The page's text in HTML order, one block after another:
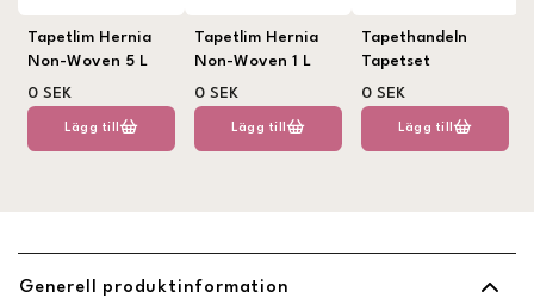
Tapetlim Hernia
Non-Woven 5 L
0 SEK
Lägg till
Tapetlim Hernia
Non-Woven 1 L
0 SEK
Lägg till
Tapethandeln
Tapetset
0 SEK
Lägg till
Generell produktinformation